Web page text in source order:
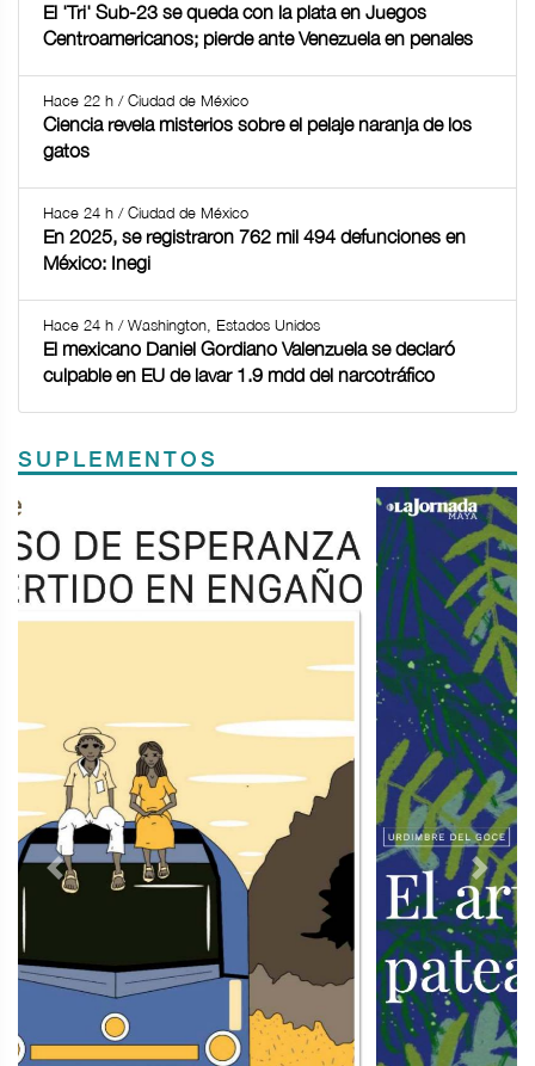
El 'Tri' Sub-23 se queda con la plata en Juegos
Centroamericanos; pierde ante Venezuela en penales
Hace 22 h / Ciudad de México
Ciencia revela misterios sobre el pelaje naranja de los
gatos
Hace 24 h / Ciudad de México
En 2025, se registraron 762 mil 494 defunciones en
México: Inegi
Hace 24 h / Washington, Estados Unidos
El mexicano Daniel Gordiano Valenzuela se declaró
culpable en EU de lavar 1.9 mdd del narcotráfico
SUPLEMENTOS
Previous Next